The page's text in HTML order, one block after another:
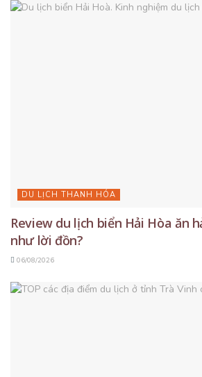
DU LỊCH THANH HÓA
Review du lịch biển Hải Hòa ăn
như lời đồn?
06/08/2026